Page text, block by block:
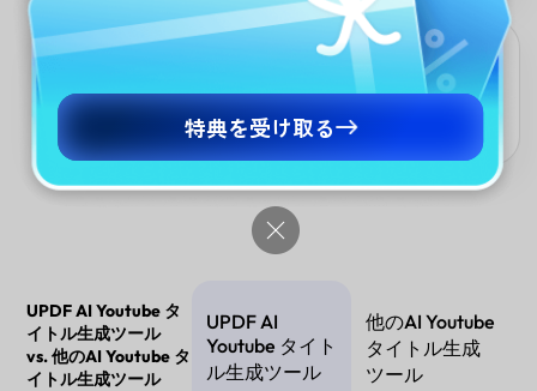
入力から結果まで秒単位。複数回の調整が可能で、創作や配信の
流れを妨げません。
UPDF AI Youtube タ
イトル生成ツール
vs. 他のAI Youtube タ
イトル生成ツール
UPDF AI
Youtube タイト
ル生成ツール
他のAI Youtube
タイトル生成
ツール
特典を受け取る